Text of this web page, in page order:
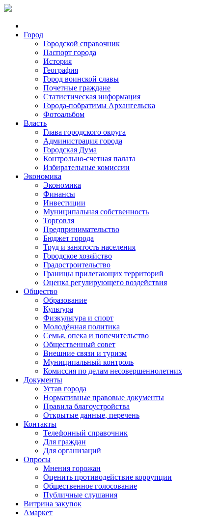
Город
Городской справочник
Паспорт города
История
География
Город воинской славы
Почетные граждане
Статистическая информация
Города-побратимы Архангельска
Фотоальбом
Власть
Глава городского округа
Администрация города
Городская Дума
Контрольно-счетная палата
Избирательные комиссии
Экономика
Экономика
Финансы
Инвестиции
Муниципальная собственность
Торговля
Предпринимательство
Бюджет города
Труд и занятость населения
Городское хозяйство
Градостроительство
Границы прилегающих территорий
Оценка регулирующего воздействия
Общество
Образование
Культура
Физкультура и спорт
Молодёжная политика
Семья, опека и попечительство
Общественный совет
Внешние связи и туризм
Муниципальный контроль
Комиссия по делам несовершеннолетних
Документы
Устав города
Нормативные правовые документы
Правила благоустройства
Открытые данные, перечень
Контакты
Телефонный справочник
Для граждан
Для организаций
Опросы
Мнения горожан
Оценить противодействие коррупции
Общественное голосование
Публичные слушания
Витрина закупок
Амаркет